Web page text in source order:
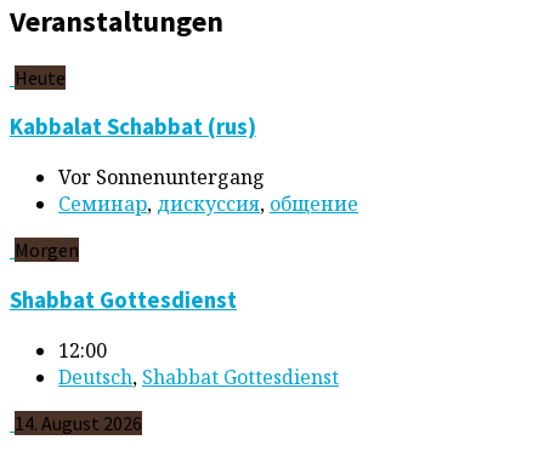
Veranstaltungen
Heute
Kabbalat Schabbat (rus)
Vor Sonnenuntergang
Cеминар, дискуссия, общение
Morgen
Shabbat Gottesdienst
12:00
Deutsch, Shabbat Gottesdienst
14. August 2026